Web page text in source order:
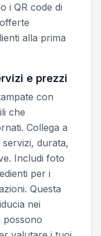
i QR code di
alla prima
e prezzi
con
che
Collega a
servizi, durata,
Includi foto
per i
Questa
nei
possono